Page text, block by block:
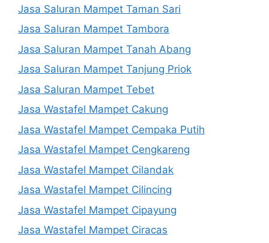
Jasa Saluran Mampet Taman Sari
Jasa Saluran Mampet Tambora
Jasa Saluran Mampet Tanah Abang
Jasa Saluran Mampet Tanjung Priok
Jasa Saluran Mampet Tebet
Jasa Wastafel Mampet Cakung
Jasa Wastafel Mampet Cempaka Putih
Jasa Wastafel Mampet Cengkareng
Jasa Wastafel Mampet Cilandak
Jasa Wastafel Mampet Cilincing
Jasa Wastafel Mampet Cipayung
Jasa Wastafel Mampet Ciracas